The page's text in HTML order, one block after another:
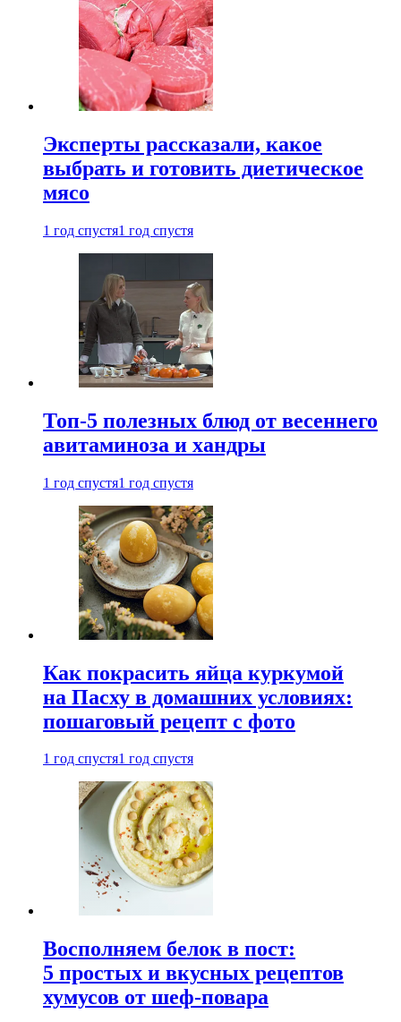
Эксперты рассказали, какое
выбрать и готовить диетическое
мясо
1 год спустя1 год спустя
Топ-5 полезных блюд от весеннего
авитаминоза и хандры
1 год спустя1 год спустя
Как покрасить яйца куркумой
на Пасху в домашних условиях:
пошаговый рецепт с фото
1 год спустя1 год спустя
Восполняем белок в пост:
5 простых и вкусных рецептов
хумусов от шеф-повара